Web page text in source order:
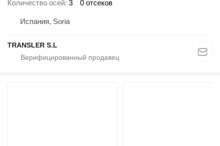
Количество осей 3 0 отсеков
Испания, Soria
TRANSLER S.L